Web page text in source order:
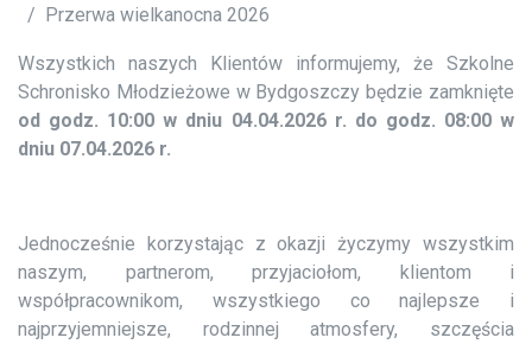
Przerwa wielkanocna 2026
Wszystkich naszych Klientów informujemy, że Szkolne
Schronisko Młodzieżowe w Bydgoszczy będzie zamknięte
od godz. 10:00 w dniu 04.04.2026 r. do godz. 08:00 w
dniu 07.04.2026 r.
Jednocześnie korzystając z okazji życzymy wszystkim
naszym, partnerom, przyjaciołom, klientom i
współpracownikom, wszystkiego co najlepsze i
najprzyjemniejsze, rodzinnej atmosfery, szczęścia